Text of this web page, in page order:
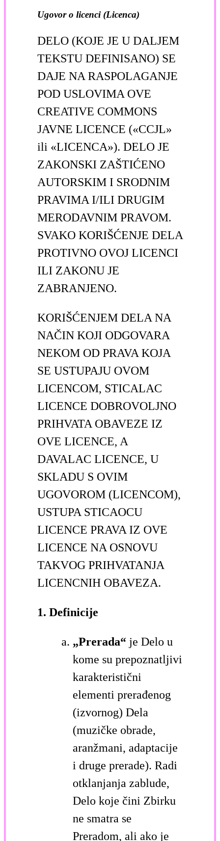
Ugovor o licenci (Licenca)
DELO (KOJE JE U DALJEM
TEKSTU DEFINISANO) SE
DAJE NA RASPOLAGANJE
POD USLOVIMA OVE
CREATIVE COMMONS
JAVNE LICENCE («CCJL»
ili «LICENCA»). DELO JE
ZAKONSKI ZAŠTIĆENO
AUTORSKIM I SRODNIM
PRAVIMA I/ILI DRUGIM
MERODAVNIM PRAVOM.
SVAKO KORIŠĆENJE DELA
PROTIVNO OVOJ LICENCI
ILI ZAKONU JE
ZABRANJENO.
KORIŠĆENJEM DELA NA
NAČIN KOJI ODGOVARA
NEKOM OD PRAVA KOJA
SE USTUPAJU OVOM
LICENCOM, STICALAC
LICENCE DOBROVOLJNO
PRIHVATA OBAVEZE IZ
OVE LICENCE, A
DAVALAC LICENCE, U
SKLADU S OVIM
UGOVOROM (LICENCOM),
USTUPA STICAOCU
LICENCE PRAVA IZ OVE
LICENCE NA OSNOVU
TAKVOG PRIHVATANJA
LICENCNIH OBAVEZA.
1. Definicije
„Prerada“ je Delo u
kome su prepoznatljivi
karakteristični
elementi prerađenog
(izvornog) Dela
(muzičke obrade,
aranžmani, adaptacije
i druge prerade). Radi
otklanjanja zablude,
Delo koje čini Zbirku
ne smatra se
Preradom, ali ako je